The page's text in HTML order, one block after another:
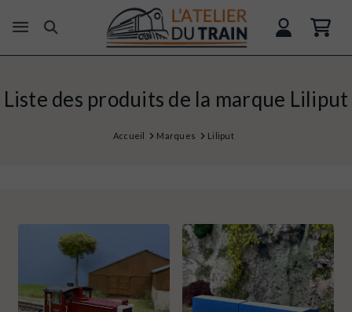
Liste des produits de la marque Liliput
Accueil Marques Liliput